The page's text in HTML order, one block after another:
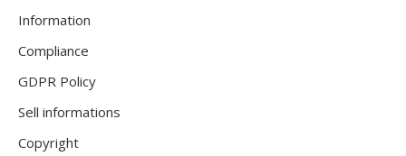
Information
Compliance
GDPR Policy
Sell informations
Copyright